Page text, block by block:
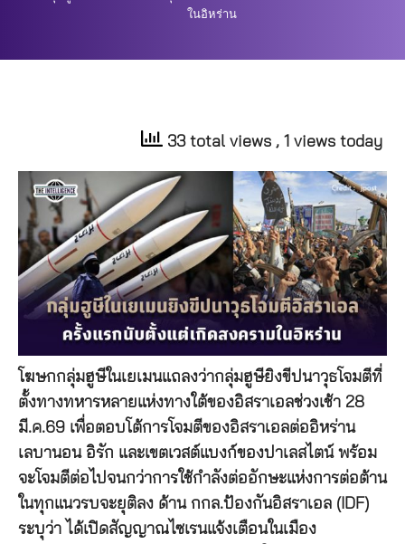
ในอิหร่าน
33 total views , 1 views today
โฆษกกลุ่มฮูษีในเยเมนแถลงว่ากลุ่มฮูษียิงขีปนาวุธโจมตีที่
ตั้งทางทหารหลายแห่งทางใต้ของอิสราเอลช่วงเช้า 28
มี.ค.69 เพื่อตอบโต้การโจมตีของอิสราเอลต่ออิหร่าน
เลบานอน อิรัก และเขตเวสต์แบงก์ของปาเลสไตน์ พร้อม
จะโจมตีต่อไปจนกว่าการใช้กำลังต่ออักษะแห่งการต่อต้าน
ในทุกแนวรบจะยุติลง ด้าน กกล.ป้องกันอิสราเอล (IDF)
ระบุว่า ได้เปิดสัญญาณไซเรนแจ้งเตือนในเมือง